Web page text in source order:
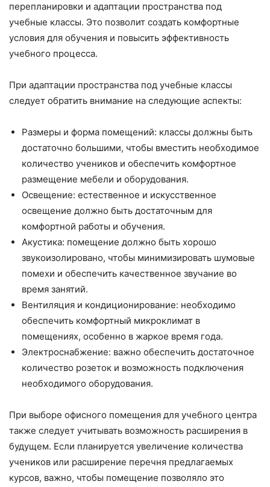
перепланировки и адаптации пространства под
учебные классы. Это позволит создать комфортные
условия для обучения и повысить эффективность
учебного процесса.
При адаптации пространства под учебные классы
следует обратить внимание на следующие аспекты:
Размеры и форма помещений: классы должны быть
достаточно большими, чтобы вместить необходимое
количество учеников и обеспечить комфортное
размещение мебели и оборудования.
Освещение: естественное и искусственное
освещение должно быть достаточным для
комфортной работы и обучения.
Акустика: помещение должно быть хорошо
звукоизолировано, чтобы минимизировать шумовые
помехи и обеспечить качественное звучание во
время занятий.
Вентиляция и кондиционирование: необходимо
обеспечить комфортный микроклимат в
помещениях, особенно в жаркое время года.
Электроснабжение: важно обеспечить достаточное
количество розеток и возможность подключения
необходимого оборудования.
При выборе офисного помещения для учебного центра
также следует учитывать возможность расширения в
будущем. Если планируется увеличение количества
учеников или расширение перечня предлагаемых
курсов, важно, чтобы помещение позволяло это